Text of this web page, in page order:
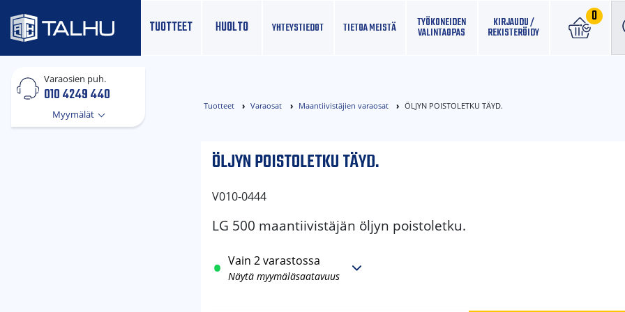
TUOTTEET HUOLTO
0
YHTEYS­TIEDOT TIETOA MEISTÄ TYÖKONEIDEN
VALINTAOPAS
KIRJAUDU /
REKISTERÖIDY
Varaosien puh.
010 4249 440
Myymälät
Tuotteet Varaosat Maantiivistäjien varaosat ÖLJYN POISTOLETKU TÄYD.
ÖLJYN POISTOLETKU TÄYD.
V010-0444
LG 500 maantiivistäjän öljyn poistoletku.
Vain 2 varastossa
Näytä myymäläsaatavuus